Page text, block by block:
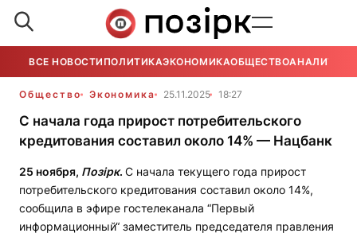
ВСЕ НОВОСТИ ПОЛИТИКАЭКОНОМИКАОБЩЕСТВОАНАЛИТИКА
Общество Экономика 25.11.2025 18:27
С начала года прирост потребительского
кредитования составил около 14% — Нацбанк
25 ноября, Позірк. С начала текущего года прирост
потребительского кредитования составил около 14%,
сообщила в эфире гостелеканала “Первый
информационный“ заместитель председателя правления